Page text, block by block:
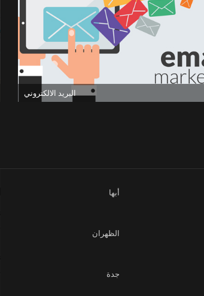
البريد الالكتروني
أبها
الظهران
جدة